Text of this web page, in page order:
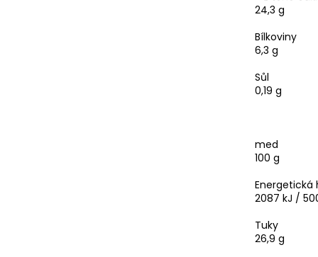
24,3 g
Bílkoviny
6,3 g
Sůl
0,19 g
med
100 g
Energetická
2087 kJ /
Tuky
26,9 g